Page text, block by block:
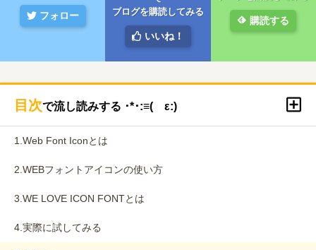
フォロー
ブログを購読してみる
いいね！
購読する
目次で流し読みする ･*･:≡( ε:)
1.Web Font Iconとは
2.WEBフォントアイコンの使い方
3.WE LOVE ICON FONTとは
4.実際に試してみる